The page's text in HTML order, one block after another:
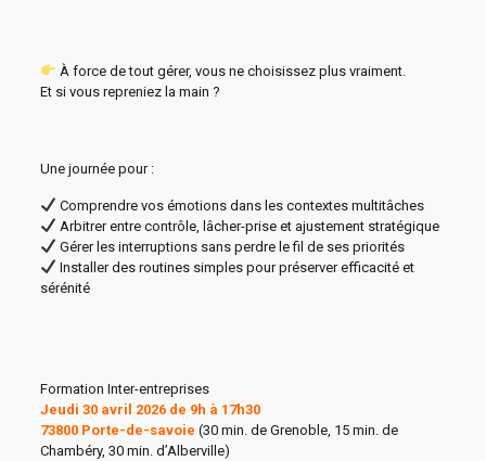
À force de tout gérer, vous ne choisissez plus vraiment.
Et si vous repreniez la main ?
Une journée pour :
Comprendre vos émotions dans les contextes multitâches
Arbitrer entre contrôle, lâcher-prise et ajustement stratégique
Gérer les interruptions sans perdre le fil de ses priorités
Installer des routines simples pour préserver efficacité et
sérénité
Formation Inter-entreprises
Jeudi 30 avril 2026 de 9h à 17h30
73800 Porte-de-savoie (30 min. de Grenoble, 15 min. de
Chambéry, 30 min. d’Alberville)